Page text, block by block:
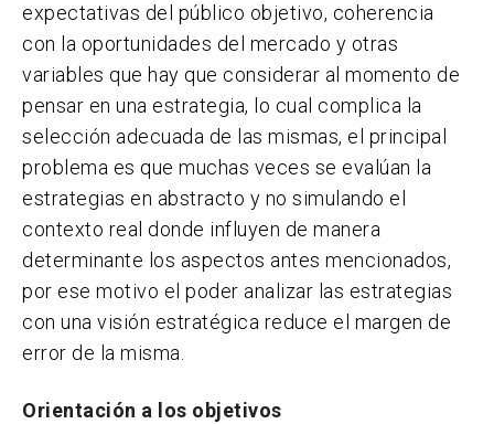
expectativas del público objetivo, coherencia
con la oportunidades del mercado y otras
variables que hay que considerar al momento de
pensar en una estrategia, lo cual complica la
selección adecuada de las mismas, el principal
problema es que muchas veces se evalúan la
estrategias en abstracto y no simulando el
contexto real donde influyen de manera
determinante los aspectos antes mencionados,
por ese motivo el poder analizar las estrategias
con una visión estratégica reduce el margen de
error de la misma.
Orientación a los objetivos